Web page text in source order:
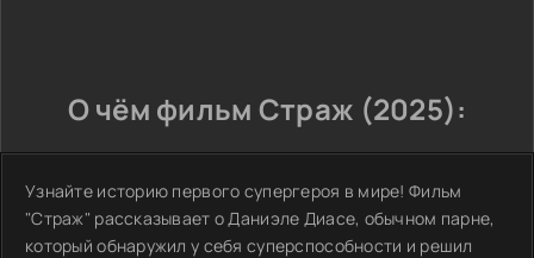
О чём фильм Страж (2025):
Узнайте историю первого супергероя в мире! Фильм
"Страж" рассказывает о Даниэле Диасе, обычном парне,
который обнаружил у себя суперспособности и решил